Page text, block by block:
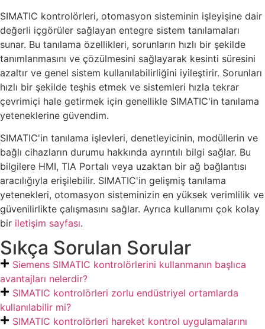
SIMATIC kontrolörleri, otomasyon sisteminin işleyişine dair
değerli içgörüler sağlayan entegre sistem tanılamaları
sunar. Bu tanılama özellikleri, sorunların hızlı bir şekilde
tanımlanmasını ve çözülmesini sağlayarak kesinti süresini
azaltır ve genel sistem kullanılabilirliğini iyileştirir. Sorunları
hızlı bir şekilde teşhis etmek ve sistemleri hızla tekrar
çevrimiçi hale getirmek için genellikle SIMATIC'in tanılama
yeteneklerine güvendim.
SIMATIC'in tanılama işlevleri, denetleyicinin, modüllerin ve
bağlı cihazların durumu hakkında ayrıntılı bilgi sağlar. Bu
bilgilere HMI, TIA Portalı veya uzaktan bir ağ bağlantısı
aracılığıyla erişilebilir. SIMATIC'in gelişmiş tanılama
yetenekleri, otomasyon sisteminizin en yüksek verimlilik ve
güvenilirlikte çalışmasını sağlar. Ayrıca kullanımı çok kolay
bir iletişim sayfası.
Sıkça Sorulan Sorular
Siemens SIMATIC kontrolörlerini kullanmanın başlıca
avantajları nelerdir?
SIMATIC kontrolörleri zorlu endüstriyel ortamlarda
kullanılabilir mi?
SIMATIC kontrolörleri hareket kontrol uygulamalarını